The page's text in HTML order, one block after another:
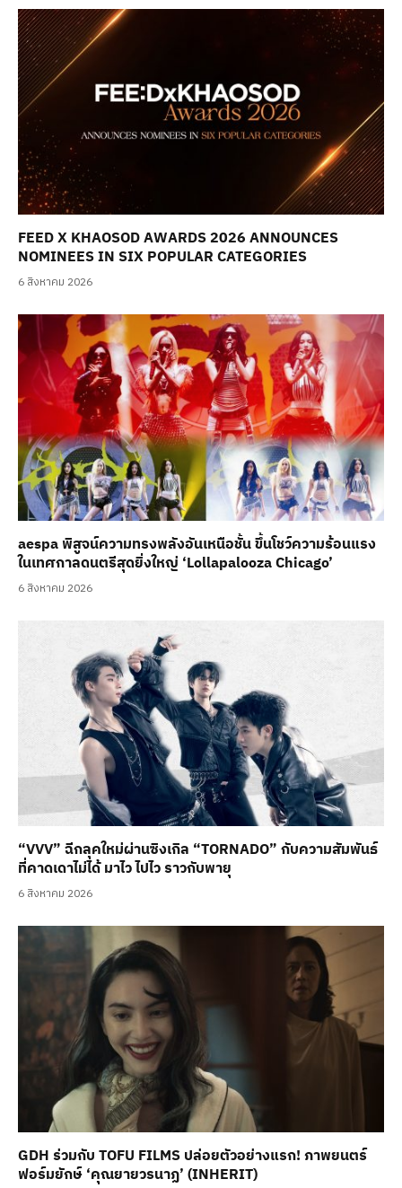
FEED X KHAOSOD AWARDS 2026 ANNOUNCES
NOMINEES IN SIX POPULAR CATEGORIES
6 สิงหาคม 2026
aespa พิสูจน์ความทรงพลังอันเหนือชั้น ขึ้นโชว์ความร้อนแรง
ในเทศกาลดนตรีสุดยิ่งใหญ่ ‘Lollapalooza Chicago’
6 สิงหาคม 2026
“VVV” ฉีกลุคใหม่ผ่านซิงเกิล “TORNADO” กับความสัมพันธ์
ที่คาดเดาไม่ได้ มาไว ไปไว ราวกับพายุ
6 สิงหาคม 2026
GDH ร่วมกับ TOFU FILMS ปล่อยตัวอย่างแรก! ภาพยนตร์
ฟอร์มยักษ์ ‘คุณยายวรนาฏ’ (INHERIT)